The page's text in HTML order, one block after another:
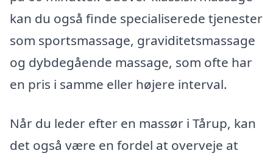
kan du også finde specialiserede tjenester
som sportsmassage, graviditetsmassage
og dybdegående massage, som ofte har
en pris i samme eller højere interval.
Når du leder efter en massør i Tårup, kan
det også være en fordel at overveje at